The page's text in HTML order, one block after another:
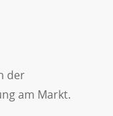
der
am Markt.